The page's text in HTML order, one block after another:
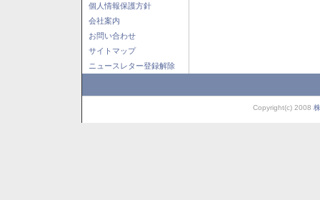
個人情報保護方針
会社案内
お問い合わせ
サイトマップ
ニュースレター登録解除
Copyright(c) 2008